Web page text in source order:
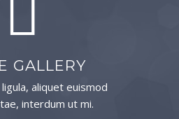
GALLERY
aliquet euismod
interdum ut mi.